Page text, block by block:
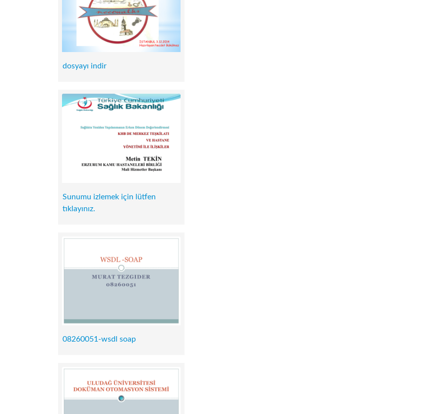
dosyayı indir
Sunumu izlemek için lütfen
tıklayınız.
08260051-wsdl soap